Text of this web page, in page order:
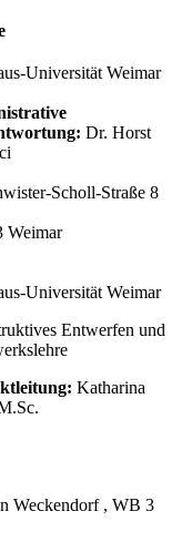
Universität Weimar
Dr. Horst
Scholl-Straße 8
Weimar
Universität Weimar
Entwerfen und
Katharina
Weckendorf , WB 3